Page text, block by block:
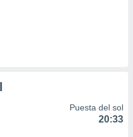
Puesta del sol
20:33